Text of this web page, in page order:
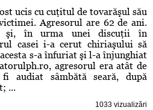
ucis cu cuţitul de tovarăşul său
Agresorul are 62 de ani.
şi, în urma unei discuţii în
casei i-a cerut chiriaşului să
s-a înfuriat şi l-a înjunghiat
agresorul era atât de
audiat sâmbătă seară, după
...
1033 vizualizări